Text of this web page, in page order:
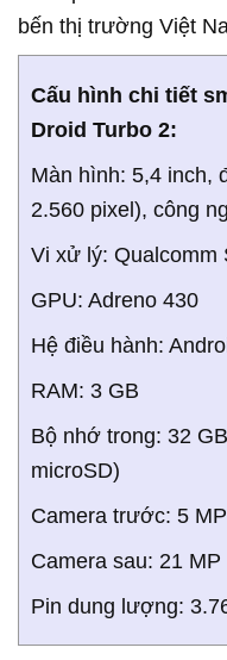
bến thị trường Việt
Cấu hình chi tiết
Droid Turbo 2:
Màn hình: 5,4 inch,
2.560 pixel), công
Vi xử lý: Qualcomm
GPU: Adreno 430
Hệ điều hành:
RAM: 3 GB
Bộ nhớ trong: 32
microSD)
Camera trước: 5 MP
Camera sau: 21 MP
Pin dung lượng: